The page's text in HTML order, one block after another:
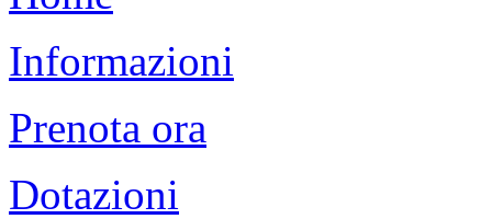
Informazioni
Prenota ora
Dotazioni